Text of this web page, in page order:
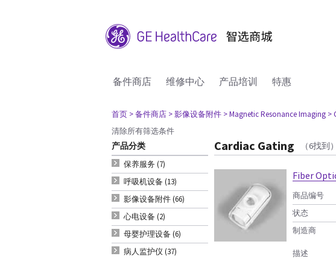
备件商店 维修中心 产品培训 特惠
首页 > 备件商店 > 影像设备附件 > Magnetic Resonance Imaging >
清除所有筛选条件
产品分类
保养服务 (7)
呼吸机设备 (13)
影像设备附件 (66)
心电设备 (2)
母婴护理设备 (6)
病人监护仪 (37)
Cardiac Gating （6找到）
Fiber
商品编号
状态
制造商
描述